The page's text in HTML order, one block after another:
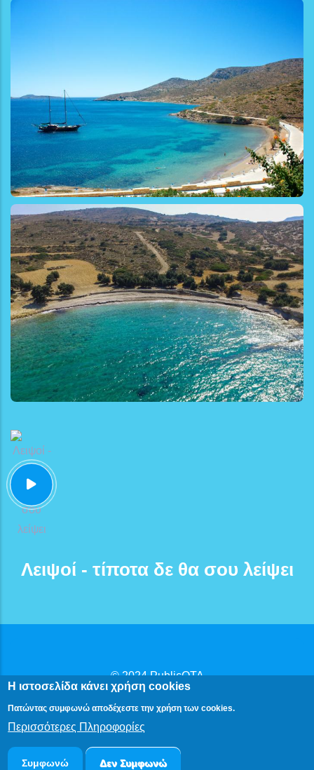
Λειψοί - τίποτα δε θα σου λείψει
© 2024PublicOTA
Δήλωση Προβασιμότητας|Πολιτική Προστασίας
Προσωπικών Δεδομένων
Η ιστοσελίδα κάνει χρήση cookies
Πατώντας συμφωνώ αποδέχεστε την χρήση των cookies.
Περισσότερες Πληροφορίες
Συμφωνώ Δεν Συμφωνώ